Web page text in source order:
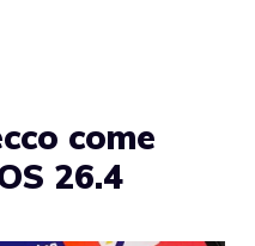
come
26.4